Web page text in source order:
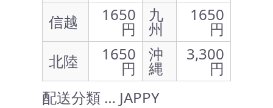
信越
1650
円
九
州
1650
円
北陸
1650
円
沖
縄
3,300
円
配送分類 … JAPPY